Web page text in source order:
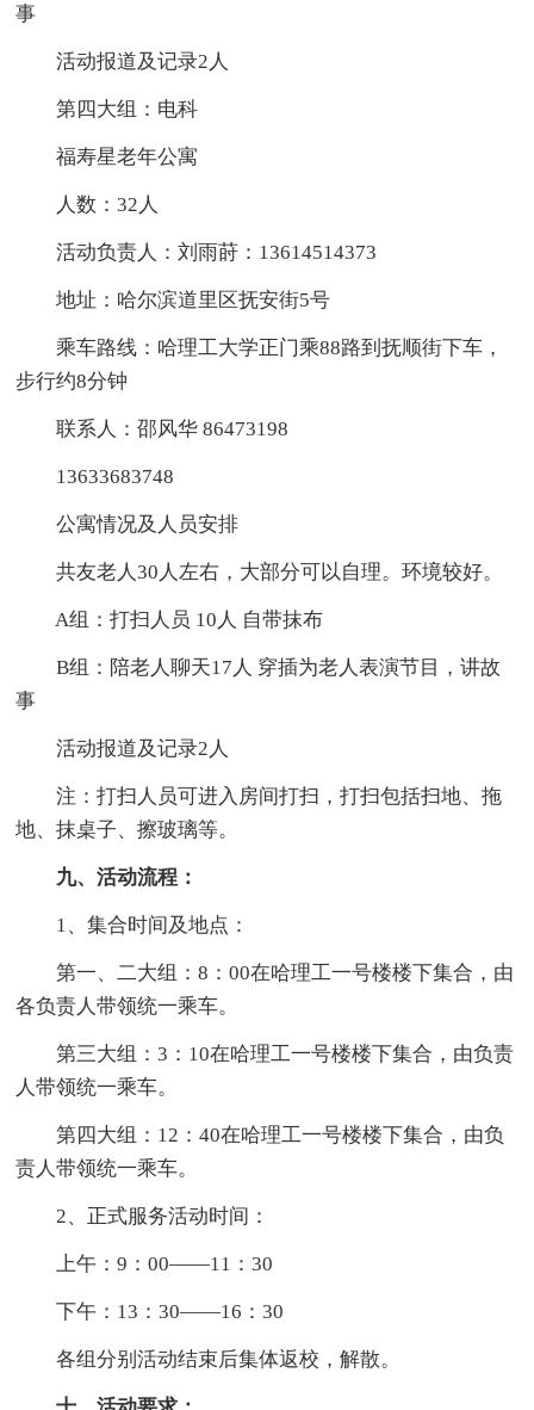
事
活动报道及记录2人
第四大组：电科
福寿星老年公寓
人数：32人
活动负责人：刘雨莳：13614514373
地址：哈尔滨道里区抚安街5号
乘车路线：哈理工大学正门乘88路到抚顺街下车，
步行约8分钟
联系人：邵风华 86473198
13633683748
公寓情况及人员安排
共友老人30人左右，大部分可以自理。环境较好。
A组：打扫人员 10人 自带抹布
B组：陪老人聊天17人 穿插为老人表演节目，讲故
事
活动报道及记录2人
注：打扫人员可进入房间打扫，打扫包括扫地、拖
地、抹桌子、擦玻璃等。
九、活动流程：
1、集合时间及地点：
第一、二大组：8：00在哈理工一号楼楼下集合，由
各负责人带领统一乘车。
第三大组：3：10在哈理工一号楼楼下集合，由负责
人带领统一乘车。
第四大组：12：40在哈理工一号楼楼下集合，由负
责人带领统一乘车。
2、正式服务活动时间：
上午：9：00——11：30
下午：13：30——16：30
各组分别活动结束后集体返校，解散。